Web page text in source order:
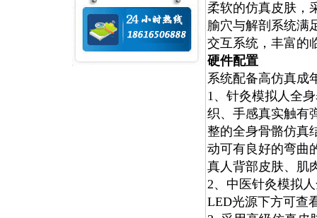
柔软的仿真皮肤，
腧穴与解剖系统满
交互系统，丰富的
硬件配置
系统配备高仿真成
1、针灸模拟人全
织、手感真实触有
整的全身骨骼仿真
动可有良好的弯曲
真人背部皮肤、肌
2、中医针灸模拟
LED光源下方可查